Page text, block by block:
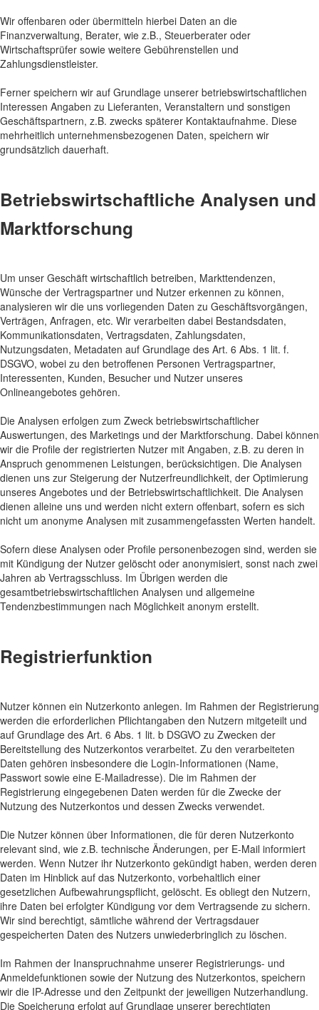
Wir offenbaren oder übermitteln hierbei Daten an die
Finanzverwaltung, Berater, wie z.B., Steuerberater oder
Wirtschaftsprüfer sowie weitere Gebührenstellen und
Zahlungsdienstleister.
Ferner speichern wir auf Grundlage unserer betriebswirtschaftlichen
Interessen Angaben zu Lieferanten, Veranstaltern und sonstigen
Geschäftspartnern, z.B. zwecks späterer Kontaktaufnahme. Diese
mehrheitlich unternehmensbezogenen Daten, speichern wir
grundsätzlich dauerhaft.
Betriebswirtschaftliche Analysen und
Marktforschung
Um unser Geschäft wirtschaftlich betreiben, Markttendenzen,
Wünsche der Vertragspartner und Nutzer erkennen zu können,
analysieren wir die uns vorliegenden Daten zu Geschäftsvorgängen,
Verträgen, Anfragen, etc. Wir verarbeiten dabei Bestandsdaten,
Kommunikationsdaten, Vertragsdaten, Zahlungsdaten,
Nutzungsdaten, Metadaten auf Grundlage des Art. 6 Abs. 1 lit. f.
DSGVO, wobei zu den betroffenen Personen Vertragspartner,
Interessenten, Kunden, Besucher und Nutzer unseres
Onlineangebotes gehören.
Die Analysen erfolgen zum Zweck betriebswirtschaftlicher
Auswertungen, des Marketings und der Marktforschung. Dabei können
wir die Profile der registrierten Nutzer mit Angaben, z.B. zu deren in
Anspruch genommenen Leistungen, berücksichtigen. Die Analysen
dienen uns zur Steigerung der Nutzerfreundlichkeit, der Optimierung
unseres Angebotes und der Betriebswirtschaftlichkeit. Die Analysen
dienen alleine uns und werden nicht extern offenbart, sofern es sich
nicht um anonyme Analysen mit zusammengefassten Werten handelt.
Sofern diese Analysen oder Profile personenbezogen sind, werden sie
mit Kündigung der Nutzer gelöscht oder anonymisiert, sonst nach zwei
Jahren ab Vertragsschluss. Im Übrigen werden die
gesamtbetriebswirtschaftlichen Analysen und allgemeine
Tendenzbestimmungen nach Möglichkeit anonym erstellt.
Registrierfunktion
Nutzer können ein Nutzerkonto anlegen. Im Rahmen der Registrierung
werden die erforderlichen Pflichtangaben den Nutzern mitgeteilt und
auf Grundlage des Art. 6 Abs. 1 lit. b DSGVO zu Zwecken der
Bereitstellung des Nutzerkontos verarbeitet. Zu den verarbeiteten
Daten gehören insbesondere die Login-Informationen (Name,
Passwort sowie eine E-Mailadresse). Die im Rahmen der
Registrierung eingegebenen Daten werden für die Zwecke der
Nutzung des Nutzerkontos und dessen Zwecks verwendet.
Die Nutzer können über Informationen, die für deren Nutzerkonto
relevant sind, wie z.B. technische Änderungen, per E-Mail informiert
werden. Wenn Nutzer ihr Nutzerkonto gekündigt haben, werden deren
Daten im Hinblick auf das Nutzerkonto, vorbehaltlich einer
gesetzlichen Aufbewahrungspflicht, gelöscht. Es obliegt den Nutzern,
ihre Daten bei erfolgter Kündigung vor dem Vertragsende zu sichern.
Wir sind berechtigt, sämtliche während der Vertragsdauer
gespeicherten Daten des Nutzers unwiederbringlich zu löschen.
Im Rahmen der Inanspruchnahme unserer Registrierungs- und
Anmeldefunktionen sowie der Nutzung des Nutzerkontos, speichern
wir die IP-Adresse und den Zeitpunkt der jeweiligen Nutzerhandlung.
Die Speicherung erfolgt auf Grundlage unserer berechtigten